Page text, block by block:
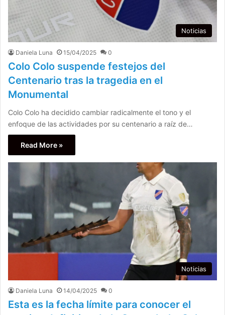
Noticias
Daniela Luna 15/04/2025 0
Colo Colo suspende festejos del
Centenario tras la tragedia en el
Monumental
Colo Colo ha decidido cambiar radicalmente el tono y el
enfoque de las actividades por su centenario a raíz de…
Read More »
Noticias
Daniela Luna 14/04/2025 0
Esta es la fecha límite para conocer el